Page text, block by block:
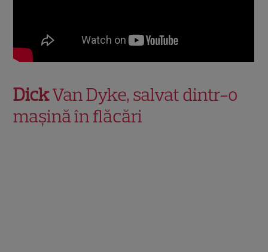
DickVan Dyke, salvat dintr-o
mașină în flăcări